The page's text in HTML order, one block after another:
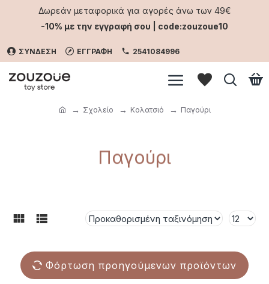
Δωρεάν μεταφορικά για αγορές άνω των 49€
-10% με την εγγραφή σου | code:zouzoue10
ΣΥΝΔΕΣΗ ΕΓΓΡΑΦΗ 2541084996
Σχολείο Κολατσιό Παγούρι
Παγούρι
Φόρτωση προηγούμενων προϊόντων